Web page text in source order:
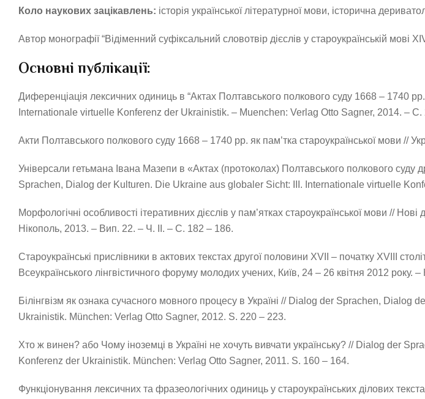
Коло наукових зацікавлень: історія української літературної мови, історична
Автор монографії “Відіменний суфіксальний словотвір дієслів у староукраїнській мові
Основні публікації:
Диференціація лексичних одиниць в “Актах Полтавського полкового суду 1668 – 1740
Internationale virtuelle Konferenz der Ukrainistik. – Muenchen: Verlag Otto Sagner, 2014. – С.
Акти Полтавського полкового суду 1668 – 1740 рр. як пам’тка староукраїнської мови //
Універсали гетьмана Івана Мазепи в «Актах (протоколах) Полтавського полкового суду
Sprachen, Dialog der Kulturen. Die Ukraine aus globaler Sicht: ІII. Internationale virtuelle
Морфологічні особливості ітеративних дієслів у пам’ятках староукраїнської мови //
Нікополь, 2013. – Вип. 22. – Ч. ІІ. – С. 182 – 186.
Староукраїнські прислівники в актових текстах другої половини XVII – початку XVIII
Всеукраїнського лінгвістичного форуму молодих учених, Київ, 24 – 26 квітня 2012
Білінгвізм як ознака сучасного мовного процесу в Україні // Dialog der Sprachen,
Ukrainistik. München: Verlag Otto Sagner, 2012. S. 220 – 223.
Хто ж винен? або Чому іноземці в Україні не хочуть вивчати українську? // Dialog der
Konferenz der Ukrainistik. München: Verlag Otto Sagner, 2011. S. 160 – 164.
Функціонування лексичних та фразеологічних одиниць у староукраїнських ділових